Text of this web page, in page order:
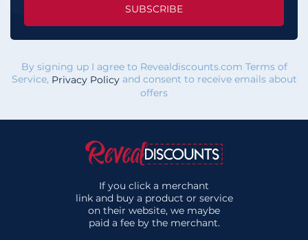
SUBSCRIBE
By signing up I agree to Revealdiscounts.com Terms of
Service, Privacy Policyand consent to receive emails about
offers
If you click a merchant
link and buy a product or service
on their website, we maybe
paid a fee by the merchant.